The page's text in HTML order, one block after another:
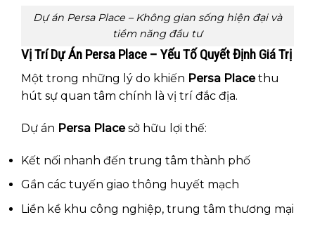
Dự án Persa Place – Không gian sống hiện đại và
tiềm năng đầu tư
Vị Trí Dự Án Persa Place – Yếu Tố Quyết Định Giá Trị
Một trong những lý do khiến Persa Placethu
hút sự quan tâm chính là vị trí đắc địa.
Dự án Persa Placesở hữu lợi thế:
Kết nối nhanh đến trung tâm thành phố
Gần các tuyến giao thông huyết mạch
Liền kề khu công nghiệp, trung tâm thương mại